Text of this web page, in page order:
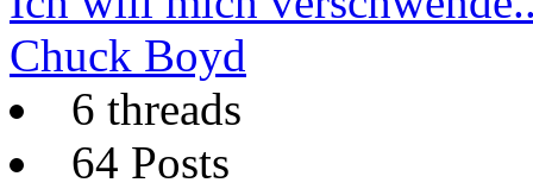
Chuck Boyd
6 threads
64 Posts